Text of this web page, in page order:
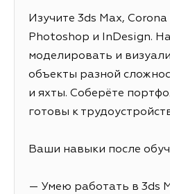
Изучите 3ds Max,
Photoshop и InDesign.
моделировать и
объекты разной
и яхты. Соберёте
готовы к
Ваши навыки после
— Умею работать в 3ds